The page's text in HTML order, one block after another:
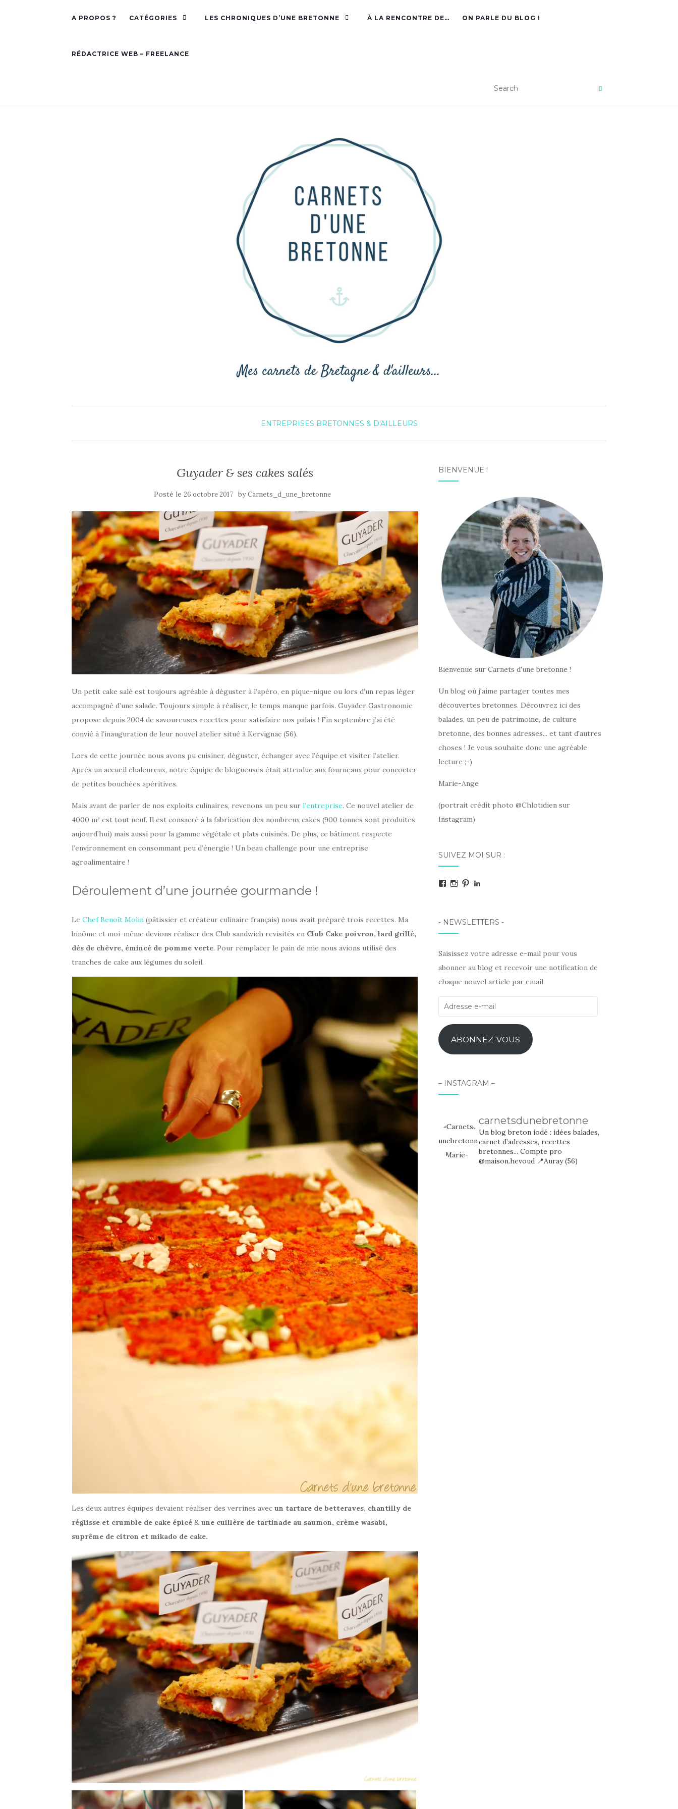
A PROPOS ? CATÉGORIES LES CHRONIQUES D’UNE BRETONNE À LA RENCONTRE DE… ON PARLE DU BLOG !
RÉDACTRICE WEB – FREELANCE
ENTREPRISES BRETONNES & D'AILLEURS
Guyader & ses cakes salés
Posté le 26 octobre 2017 byCarnets_d_une_bretonne
Un petit cake salé est toujours agréable à déguster à l’apéro, en pique-nique ou lors d’un repas léger
accompagné d’une salade. Toujours simple à réaliser, le temps manque parfois. Guyader Gastronomie
propose depuis 2004 de savoureuses recettes pour satisfaire nos palais ! Fin septembre j’ai été
convié à l’inauguration de leur nouvel atelier situé à Kervignac (56).
Lors de cette journée nous avons pu cuisiner, déguster, échanger avec l’équipe et visiter l’atelier.
Après un accueil chaleureux, notre équipe de blogueuses était attendue aux fourneaux pour concocter
de petites bouchées apéritives.
Mais avant de parler de nos exploits culinaires, revenons un peu sur l’entreprise. Ce nouvel atelier de
4000 m² est tout neuf. Il est consacré à la fabrication des nombreux cakes (900 tonnes sont produites
aujourd’hui) mais aussi pour la gamme végétale et plats cuisinés. De plus, ce bâtiment respecte
l’environnement en consommant peu d’énergie ! Un beau challenge pour une entreprise
agroalimentaire !
Déroulement d’une journée gourmande !
Le Chef Benoît Molin (pâtissier et créateur culinaire français) nous avait préparé trois recettes. Ma
binôme et moi-même devions réaliser des Club sandwich revisités en Club Cake poivron, lard grillé,
dès de chèvre, émincé de pomme verte. Pour remplacer le pain de mie nous avions utilisé des
tranches de cake aux légumes du soleil.
Les deux autres équipes devaient réaliser des verrines avec un tartare de betteraves, chantilly de
réglisse et crumble de cake épicé & une cuillère de tartinade au saumon, crème wasabi,
suprême de citron et mikado de cake.
BIENVENUE !
Bienvenue sur Carnets d'une bretonne !
Un blog où j'aime partager toutes mes
découvertes bretonnes. Découvrez ici des
balades, un peu de patrimoine, de culture
bretonne, des bonnes adresses... et tant d'autres
choses ! Je vous souhaite donc une agréable
lecture ;-)
Marie-Ange
(portrait crédit photo @Chlotidien sur
Instagram)
SUIVEZ MOI SUR :
Facebook
Instagram
Pinterest
- NEWSLETTERS -
Saisissez votre adresse e-mail pour vous
abonner au blog et recevoir une notification de
chaque nouvel article par email.
Adresse
mail
ABONNEZ-VOUS
– INSTAGRAM –
carnetsdunebretonne
Un blog breton iodé : idées balades,
carnet d’adresses, recettes
bretonnes... Compte pro
@maison.hevoud 📍Auray (56)